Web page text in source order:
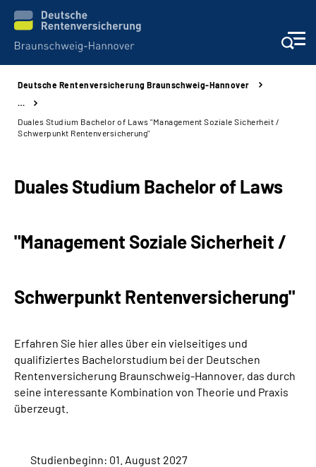
Beratung und Kontakt
Presse
Über uns
Inhalte in Gebärdensprache (DGS)
Leichte Sprache
Deutsche Rentenversicherung Braunschweig-Hannover
…
Duales Studium Bachelor of Laws "Management Soziale Sicherheit /
Schwerpunkt Rentenversicherung"
Duales Studium Bachelor of Laws
"Management Soziale Sicherheit /
Schwerpunkt Rentenversicherung"
Erfahren Sie hier alles über ein vielseitiges und
qualifiziertes Bachelorstudium bei der Deutschen
Rentenversicherung Braunschweig-Hannover, das durch
seine interessante Kombination von Theorie und Praxis
überzeugt.
Studienbeginn: 01. August 2027